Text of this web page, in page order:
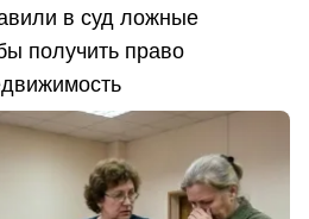
в суд ложные
получить право